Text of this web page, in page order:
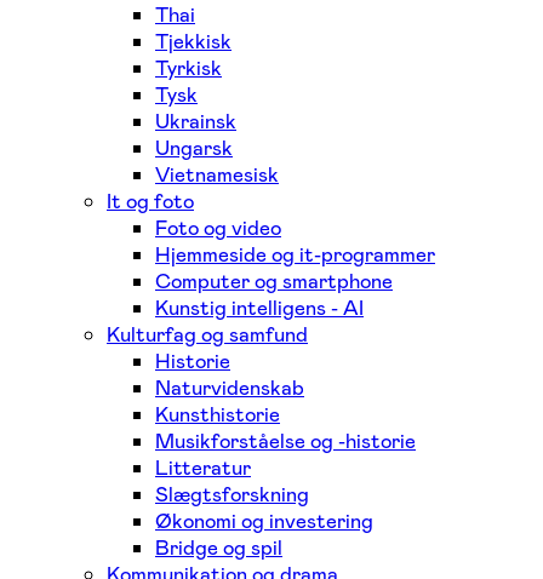
Thai
Tjekkisk
Tyrkisk
Tysk
Ukrainsk
Ungarsk
Vietnamesisk
It og foto
Foto og video
Hjemmeside og it-programmer
Computer og smartphone
Kunstig intelligens - AI
Kulturfag og samfund
Historie
Naturvidenskab
Kunsthistorie
Musikforståelse og -historie
Litteratur
Slægtsforskning
Økonomi og investering
Bridge og spil